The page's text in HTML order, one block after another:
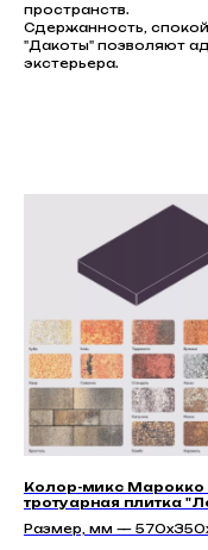
пространств.
Сдержанность,
"Дакоты" позволяют
экстерьера.
Колор-микс Марокко
тротуарная плитка
Размер, мм —